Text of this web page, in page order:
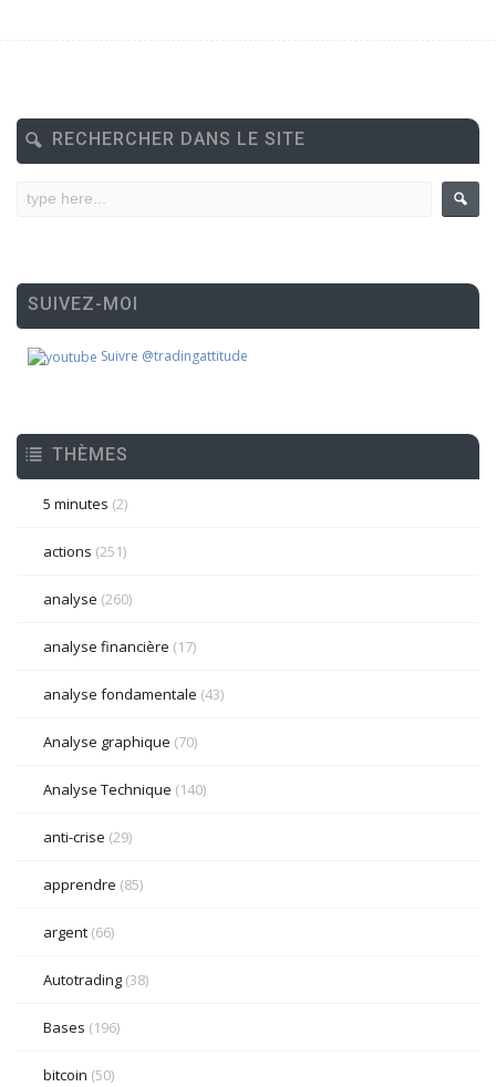
RECHERCHER DANS LE SITE
SUIVEZ-MOI
Suivre @tradingattitude
THÈMES
5 minutes (2)
actions (251)
analyse (260)
analyse financière (17)
analyse fondamentale (43)
Analyse graphique (70)
Analyse Technique (140)
anti-crise (29)
apprendre (85)
argent (66)
Autotrading (38)
Bases (196)
bitcoin (50)